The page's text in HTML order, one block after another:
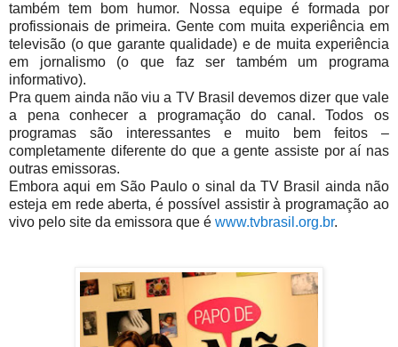
também tem bom humor. Nossa equipe é formada por
profissionais de primeira. Gente com muita experiência em
televisão (o que garante qualidade) e de muita experiência
em jornalismo (o que faz ser também um programa
informativo).
Pra quem ainda não viu a TV Brasil devemos dizer que vale
a pena conhecer a programação do canal. Todos os
programas são interessantes e muito bem feitos –
completamente diferente do que a gente assiste por aí nas
outras emissoras.
Embora aqui em São Paulo o sinal da TV Brasil ainda não
esteja em rede aberta, é possível assistir à programação ao
vivo pelo site da emissora que é www.tvbrasil.org.br.